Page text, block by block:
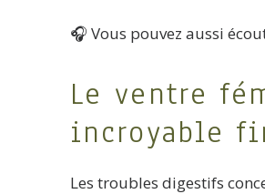
🎧 Vous pouvez aussi
Le ventre
incroyable
Les troubles digestifs